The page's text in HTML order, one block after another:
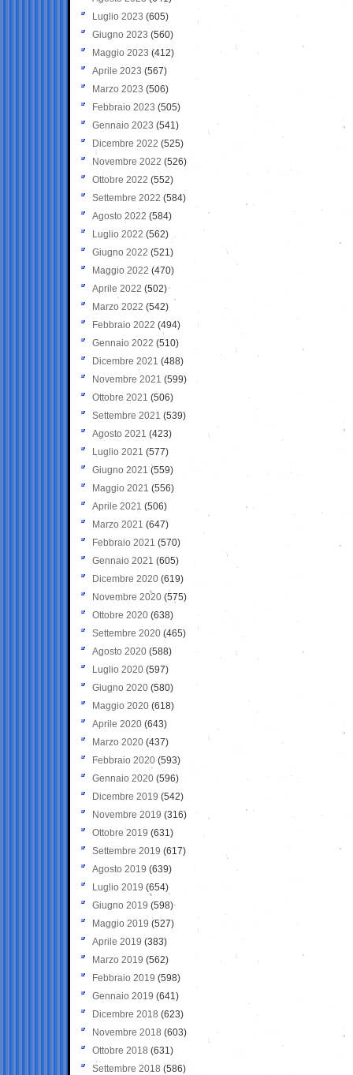
Luglio 2023 (605)
Giugno 2023 (560)
Maggio 2023 (412)
Aprile 2023 (567)
Marzo 2023 (506)
Febbraio 2023 (505)
Gennaio 2023 (541)
Dicembre 2022 (525)
Novembre 2022 (526)
Ottobre 2022 (552)
Settembre 2022 (584)
Agosto 2022 (584)
Luglio 2022 (562)
Giugno 2022 (521)
Maggio 2022 (470)
Aprile 2022 (502)
Marzo 2022 (542)
Febbraio 2022 (494)
Gennaio 2022 (510)
Dicembre 2021 (488)
Novembre 2021 (599)
Ottobre 2021 (506)
Settembre 2021 (539)
Agosto 2021 (423)
Luglio 2021 (577)
Giugno 2021(559)
Maggio 2021 (556)
Aprile 2021 (506)
Marzo 2021 (647)
Febbraio 2021 (570)
Gennaio 2021 (605)
Dicembre 2020 (619)
Novembre 2020 (575)
Ottobre 2020 (638)
Settembre 2020(465)
Agosto 2020 (588)
Luglio 2020 (597)
Giugno 2020 (580)
Maggio 2020 (618)
Aprile 2020 (643)
Marzo 2020 (437)
Febbraio 2020 (593)
Gennaio 2020 (596)
Dicembre 2019 (542)
Novembre 2019 (316)
Ottobre 2019 (631)
Settembre 2019 (617)
Agosto 2019 (639)
Luglio 2019 (654)
Giugno 2019 (598)
Maggio 2019 (527)
Aprile 2019 (383)
Marzo 2019 (562)
Febbraio 2019 (598)
Gennaio 2019 (641)
Dicembre 2018 (623)
Novembre 2018 (603)
Ottobre 2018 (631)
Settembre 2018 (586)